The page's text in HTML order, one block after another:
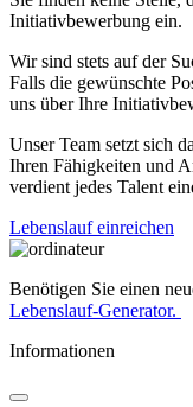
Initiativbewerbung ein.
Wir sind stets auf der
Falls die gewünschte
uns über Ihre
Unser Team setzt sich
Ihren Fähigkeiten und
verdient jedes Talent
Lebenslauf einreichen
Benötigen Sie einen
Lebenslauf-Generator.
Informationen